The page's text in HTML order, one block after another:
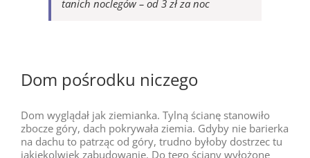
tanich noclegów – od 3 zł za noc
Dom pośrodku niczego
Dom wyglądał jak ziemianka. Tylną ścianę stanowiło
zbocze góry, dach pokrywała ziemia. Gdyby nie barierka
na dachu to patrząc od góry, trudno byłoby dostrzec tu
jakiekolwiek zabudowanie. Do tego ściany wyłożone